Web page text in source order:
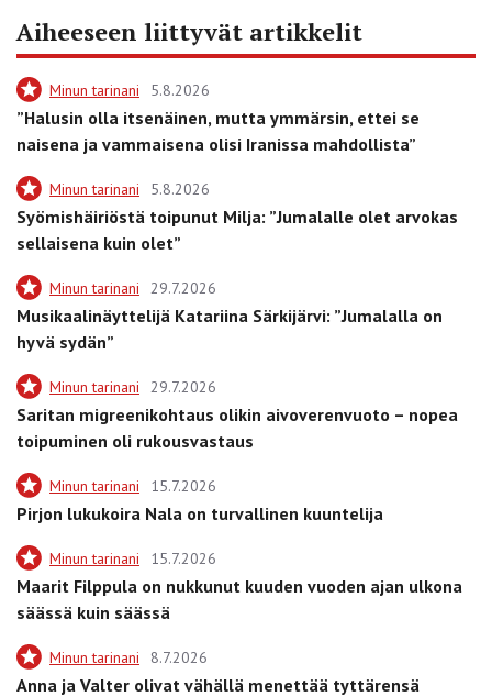
Aiheeseen liittyvät artikkelit
Minun tarinani 5.8.2026
”Halusin olla itsenäinen, mutta ymmärsin, ettei se
naisena ja vammaisena olisi Iranissa mahdollista”
Minun tarinani 5.8.2026
Syömishäiriöstä toipunut Milja: ”Jumalalle olet arvokas
sellaisena kuin olet”
Minun tarinani 29.7.2026
Musikaalinäyttelijä Katariina Särkijärvi: ”Jumalalla on
hyvä sydän”
Minun tarinani 29.7.2026
Saritan migreenikohtaus olikin aivoverenvuoto – nopea
toipuminen oli rukousvastaus
Minun tarinani 15.7.2026
Pirjon lukukoira Nala on turvallinen kuuntelija
Minun tarinani 15.7.2026
Maarit Filppula on nukkunut kuuden vuoden ajan ulkona
säässä kuin säässä
Minun tarinani 8.7.2026
Anna ja Valter olivat vähällä menettää tyttärensä